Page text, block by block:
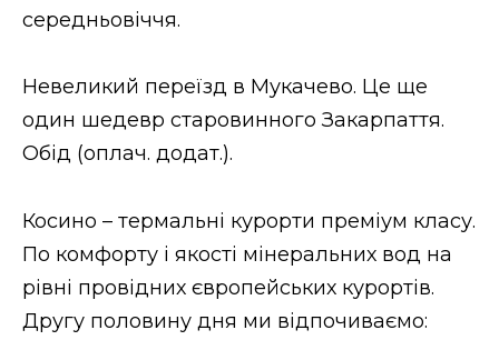
середньовіччя.
Невеликий переїзд в Мукачево. Це ще
один шедевр старовинного Закарпаття.
Обід (оплач. додат.).
Косино – термальні курорти преміум класу.
По комфорту і якості мінеральних вод на
рівні провідних європейських курортів.
Другу половину дня ми відпочиваємо: